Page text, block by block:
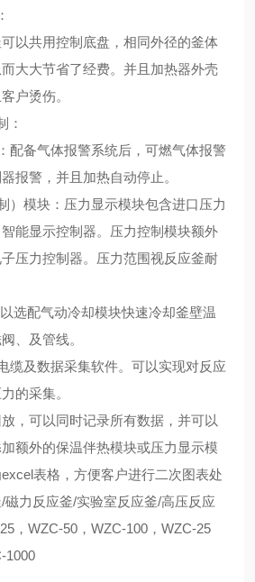
：
以共用控制底盘，相同外径的釜体
大大节省了经费。并且加热器外壳
户烫伤。
：
配备气体报警系统后，可燃气体报警
报警，并且加热自动停止。
模块：压力显示模块包含进口压力
能显示控制器。压力控制模块额外
压力控制器。压力范围视反应釜耐
选配气动冷却模块快速冷却釜壁温
、及管线。
缆及数据采集软件。可以实现对反应
的采集。
，可以同时记录所有数据，并可以
额外的保温伴热模块或压力显示模
表格，方便客户进行二次图表处
力反应釜/实验室反应釜/高压反应
，WZC-50，WZC-100，WZC-25
1000